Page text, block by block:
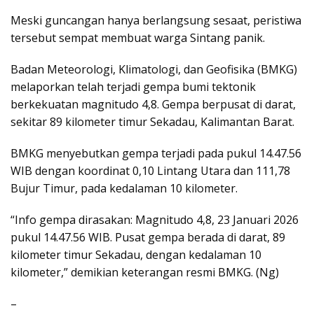
Meski guncangan hanya berlangsung sesaat, peristiwa
tersebut sempat membuat warga Sintang panik.
Badan Meteorologi, Klimatologi, dan Geofisika (BMKG)
melaporkan telah terjadi gempa bumi tektonik
berkekuatan magnitudo 4,8. Gempa berpusat di darat,
sekitar 89 kilometer timur Sekadau, Kalimantan Barat.
BMKG menyebutkan gempa terjadi pada pukul 14.47.56
WIB dengan koordinat 0,10 Lintang Utara dan 111,78
Bujur Timur, pada kedalaman 10 kilometer.
“Info gempa dirasakan: Magnitudo 4,8, 23 Januari 2026
pukul 14.47.56 WIB. Pusat gempa berada di darat, 89
kilometer timur Sekadau, dengan kedalaman 10
kilometer,” demikian keterangan resmi BMKG. (Ng)
–